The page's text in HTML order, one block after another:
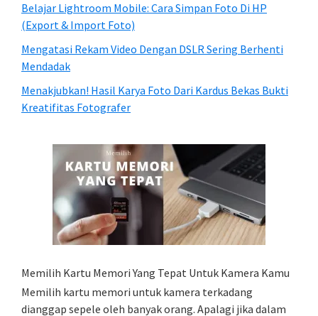
Belajar Lightroom Mobile: Cara Simpan Foto Di HP
(Export & Import Foto)
Mengatasi Rekam Video Dengan DSLR Sering Berhenti
Mendadak
Menakjubkan! Hasil Karya Foto Dari Kardus Bekas Bukti
Kreatifitas Fotografer
Memilih Kartu Memori Yang Tepat Untuk Kamera Kamu
Memilih kartu memori untuk kamera terkadang
dianggap sepele oleh banyak orang. Apalagi jika dalam